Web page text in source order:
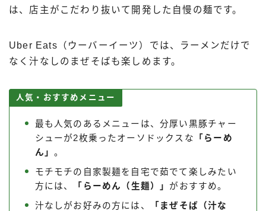
は、店主がこだわり抜いて開発した自慢の麺です。
Uber Eats（ウーバーイーツ）では、ラーメンだけで
なく汁なしのまぜそばも楽しめます。
人気・おすすめメニュー
最も人気のあるメニューは、分厚い黒豚チャー
シューが2枚乗ったオーソドックスな
「らーめ
ん」 。
モチモチの自家製麺を自宅で茹でて楽しみたい
方には、
「らーめん（生麺）」 がおすすめ。
汁なしがお好みの方には、
「まぜそば（汁な